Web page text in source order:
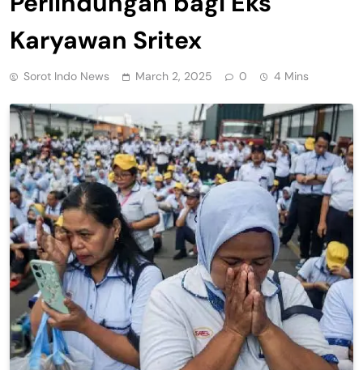
Karyawan Sritex
Sorot Indo News March 2, 2025 0 4 Mins